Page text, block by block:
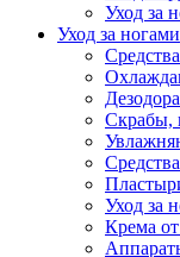
Уход за
Уход за ногами
Скрабы,
Уход за
Крема